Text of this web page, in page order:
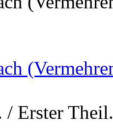
/ Erster